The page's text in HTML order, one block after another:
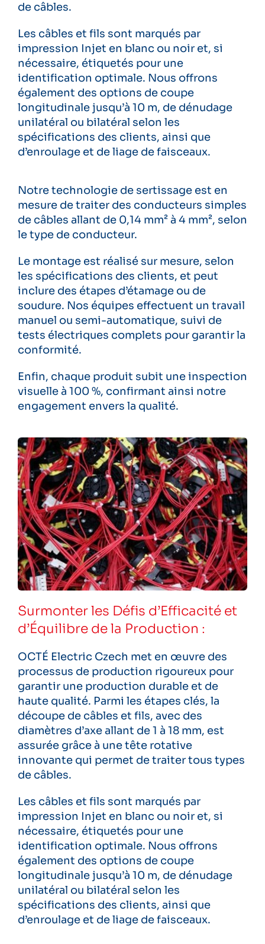
de câbles.
Les câbles et fils sont marqués par
impression Injet en blanc ou noir et, si
nécessaire, étiquetés pour une
identification optimale. Nous offrons
également des options de coupe
longitudinale jusqu’à 10 m, de dénudage
unilatéral ou bilatéral selon les
spécifications des clients, ainsi que
d’enroulage et de liage de faisceaux.
Notre technologie de sertissage est en
mesure de traiter des conducteurs simples
de câbles allant de 0,14 mm² à 4 mm², selon
le type de conducteur.
Le montage est réalisé sur mesure, selon
les spécifications des clients, et peut
inclure des étapes d’étamage ou de
soudure. Nos équipes effectuent un travail
manuel ou semi-automatique, suivi de
tests électriques complets pour garantir la
conformité.
Enfin, chaque produit subit une inspection
visuelle à 100 %, confirmant ainsi notre
engagement envers la qualité.
Surmonter les Défis d’Efficacité et
d’Équilibre de la Production :
OCTÉ Electric Czech met en œuvre des
processus de production rigoureux pour
garantir une production durable et de
haute qualité. Parmi les étapes clés, la
découpe de câbles et fils, avec des
diamètres d’axe allant de 1 à 18 mm, est
assurée grâce à une tête rotative
innovante qui permet de traiter tous types
de câbles.
Les câbles et fils sont marqués par
impression Injet en blanc ou noir et, si
nécessaire, étiquetés pour une
identification optimale. Nous offrons
également des options de coupe
longitudinale jusqu’à 10 m, de dénudage
unilatéral ou bilatéral selon les
spécifications des clients, ainsi que
d’enroulage et de liage de faisceaux.